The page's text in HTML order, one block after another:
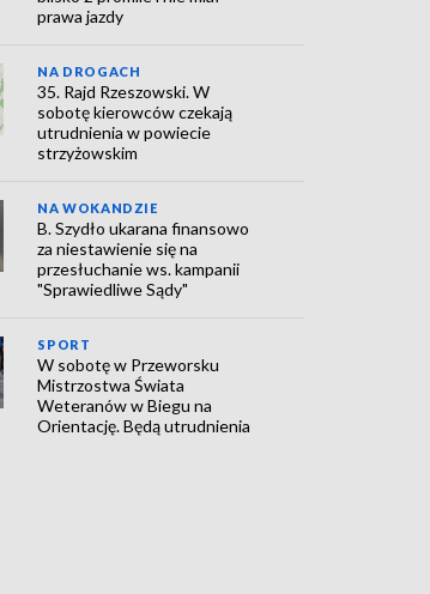
prawa jazdy
NA DROGACH
35. Rajd Rzeszowski. W
sobotę kierowców czekają
utrudnienia w powiecie
strzyżowskim
NA WOKANDZIE
B. Szydło ukarana finansowo
za niestawienie się na
przesłuchanie ws. kampanii
"Sprawiedliwe Sądy"
SPORT
W sobotę w Przeworsku
Mistrzostwa Świata
Weteranów w Biegu na
Orientację. Będą utrudnienia